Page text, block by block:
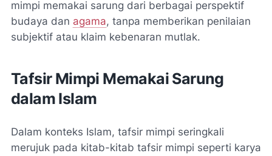
mimpi memakai sarung dari berbagai perspektif
budaya dan agama, tanpa memberikan penilaian
subjektif atau klaim kebenaran mutlak.
Tafsir Mimpi Memakai Sarung
dalam Islam
Dalam konteks Islam, tafsir mimpi seringkali
merujuk pada kitab-kitab tafsir mimpi seperti karya